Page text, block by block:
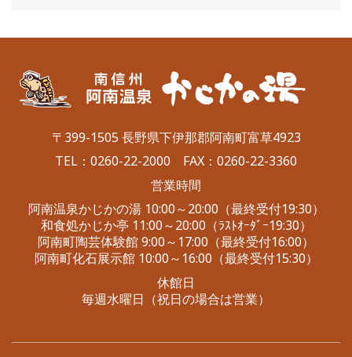
〒399-1505 長野県下伊那郡阿南町富草4923
TEL： 0260-22-2000 FAX：0260-22-3360
営業時間
阿南温泉かじかの湯 10:00～20:00（最終受付19:30）
和食処かじか亭 11:00～20:00（ﾗｽﾄｵｰﾀﾞｰ19:30）
阿南町陶芸体験館 9:00～17:00（最終受付16:00）
阿南町化石展示館 10:00～16:00（最終受付15:30）
休館日
毎週水曜日（祝日の場合は営業）